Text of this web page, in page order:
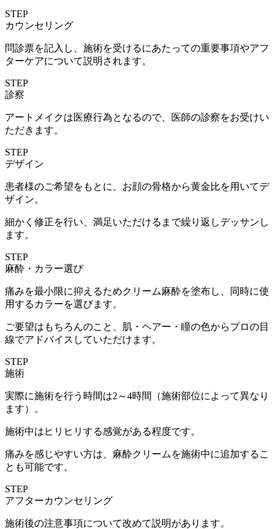
STEP
カウンセリング
問診票を記入し、施術を受けるにあたっての重要事項やアフ
ターケアについて説明されます。
STEP
診察
アートメイクは医療行為となるので、医師の診察をお受けい
ただきます。
STEP
デザイン
患者様のご希望をもとに、お顔の骨格から黄金比を用いてデ
ザイン。
細かく修正を行い、満足いただけるまで繰り返しデッサンし
ます。
STEP
麻酔・カラー選び
痛みを最小限に抑えるためクリーム麻酔を塗布し、同時に使
用するカラーを選びます。
ご要望はもちろんのこと、肌・ヘアー・瞳の色からプロの目
線でアドバイスしていただけます。
STEP
施術
実際に施術を行う時間は2～4時間（施術部位によって異なり
ます）。
施術中はヒリヒリする感覚がある程度です。
痛みを感じやすい方は、麻酔クリームを施術中に追加するこ
とも可能です。
STEP
アフターカウンセリング
施術後の注意事項について改めて説明があります。